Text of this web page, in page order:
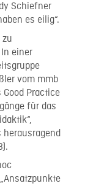
Schiefner
es eilig“.
einer
vom mmb
Practice
für das
herausragend